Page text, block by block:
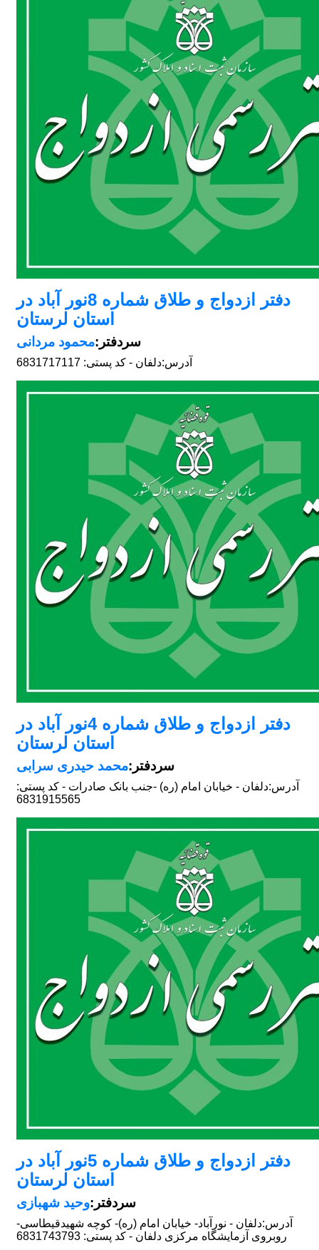
دفتر ازدواج و طلاق شماره 8نور آباد در
استان لرستان
سردفتر:محمود مردانی
آدرس:دلفان - کد پستی: 6831717117
دفتر ازدواج و طلاق شماره 4نور آباد در
استان لرستان
سردفتر:محمد حیدری سرابی
آدرس:دلفان - خیابان امام (ره) -جنب بانک صادرات - کد پستی:
6831915565
دفتر ازدواج و طلاق شماره 5نور آباد در
استان لرستان
سردفتر:وحید شهبازی
آدرس:دلفان - نورآباد- خیابان امام (ره)- کوچه شهیدقیطاسی-
روبروی آزمایشگاه مرکزی دلفان - کد پستی: 6831743793